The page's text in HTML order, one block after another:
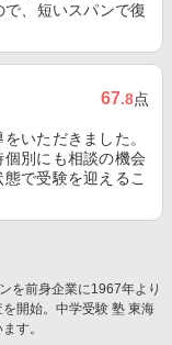
、短いスパンで復
67.8点
いただきました。
別にも相談の機会
で受験を迎えるこ
を前身企業に1967年より
開始。中学受験 塾 東海
す。